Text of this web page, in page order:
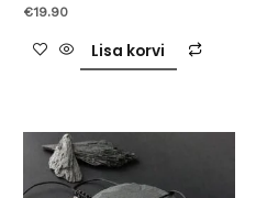
Hinnanguga
0
€19.90
Lisa korvi